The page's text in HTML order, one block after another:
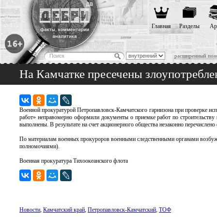
расширенный
Главная Разделы
На Камчатке пресечены
Военной прокуратурой Петропавловск-Камчатского гарнизона при проверке
работ» неправомерно оформили документы о приемке работ по
выполнены. В результате на счет акционерного общества незаконно
По материалам военных прокуроров военными следственными органами
полномочиями).
Военная прокуратура Тихоокеанского флота
Новости, Камчатский край, Петропавловск-Камчатский, ТОФ